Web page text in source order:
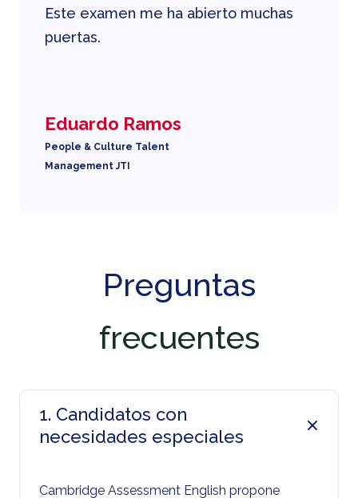
Este examen me ha abierto muchas
puertas.
Eduardo Ramos
People & Culture Talent
Management JTI
Preguntas
frecuentes
1. Candidatos con
necesidades especiales
Cambridge Assessment English propone